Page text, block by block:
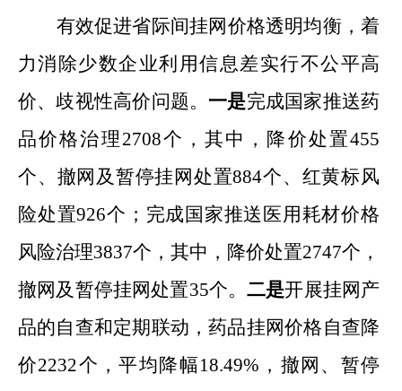
有效促进省际间挂网价格透明均衡，着
力消除少数企业利用信息差实行不公平高
价、歧视性高价问题。 一是完成国家推送药
品价格治理 2708个，其中 ， 降价处置455
个、撤网及暂停挂网处置884个、红黄标风
险处置926个；完成国家推送医用耗材价格
风险治理3837个，其中 ， 降价处置2747个，
撤网及暂停挂网处置35个。二是开展挂网产
品的自查和定期联动，药品挂网价格自查降
价2232个，平均降幅18.49% ，撤网 、 暂停